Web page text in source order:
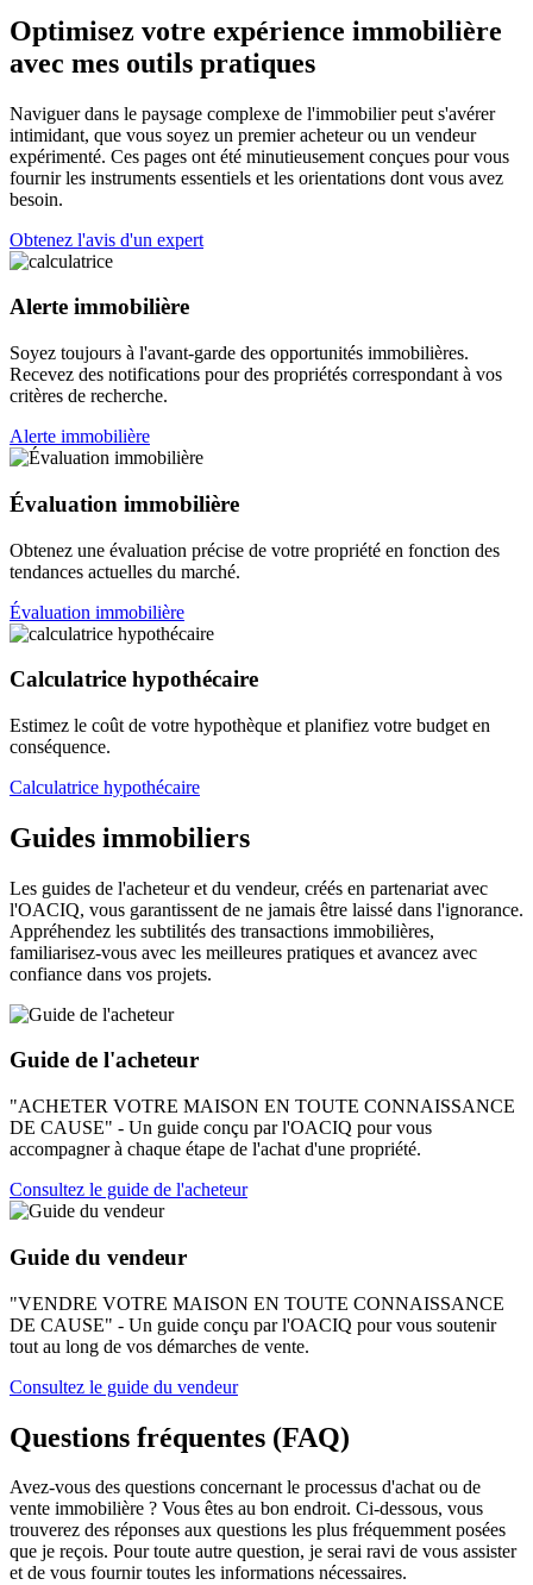
Optimisez votre expérience immobilière
avec mes outils pratiques
Naviguer dans le paysage complexe de l'immobilier peut s'avérer
intimidant, que vous soyez un premier acheteur ou un vendeur
expérimenté. Ces pages ont été minutieusement conçues pour vous
fournir les instruments essentiels et les orientations dont vous avez
besoin.
Obtenez l'avis d'un expert
Alerte immobilière
Soyez toujours à l'avant-garde des opportunités immobilières.
Recevez des notifications pour des propriétés correspondant à vos
critères de recherche.
Alerte immobilière
Évaluation immobilière
Obtenez une évaluation précise de votre propriété en fonction des
tendances actuelles du marché.
Évaluation immobilière
Calculatrice hypothécaire
Estimez le coût de votre hypothèque et planifiez votre budget en
conséquence.
Calculatrice hypothécaire
Guides immobiliers
Les guides de l'acheteur et du vendeur, créés en partenariat avec
l'OACIQ, vous garantissent de ne jamais être laissé dans l'ignorance.
Appréhendez les subtilités des transactions immobilières,
familiarisez-vous avec les meilleures pratiques et avancez avec
confiance dans vos projets.
Guide de l'acheteur
"ACHETER VOTRE MAISON EN TOUTE CONNAISSANCE
DE CAUSE" - Un guide conçu par l'OACIQ pour vous
accompagner à chaque étape de l'achat d'une propriété.
Consultez le guide de l'acheteur
Guide du vendeur
"VENDRE VOTRE MAISON EN TOUTE CONNAISSANCE
DE CAUSE" - Un guide conçu par l'OACIQ pour vous soutenir
tout au long de vos démarches de vente.
Consultez le guide du vendeur
Questions fréquentes (FAQ)
Avez-vous des questions concernant le processus d'achat ou de
vente immobilière ? Vous êtes au bon endroit. Ci-dessous, vous
trouverez des réponses aux questions les plus fréquemment posées
que je reçois. Pour toute autre question, je serai ravi de vous assister
et de vous fournir toutes les informations nécessaires.